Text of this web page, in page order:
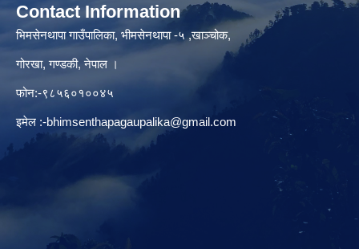
Contact Information
भिमसेनथापा गाउँपालिका, भीमसेनथापा -५ ,खाञ्चोक,
गोरखा, गण्डकी, नेपाल ।
फोन:-९८५६०१००४५
इमेल :-bhimsenthapagaupalika@gmail.com